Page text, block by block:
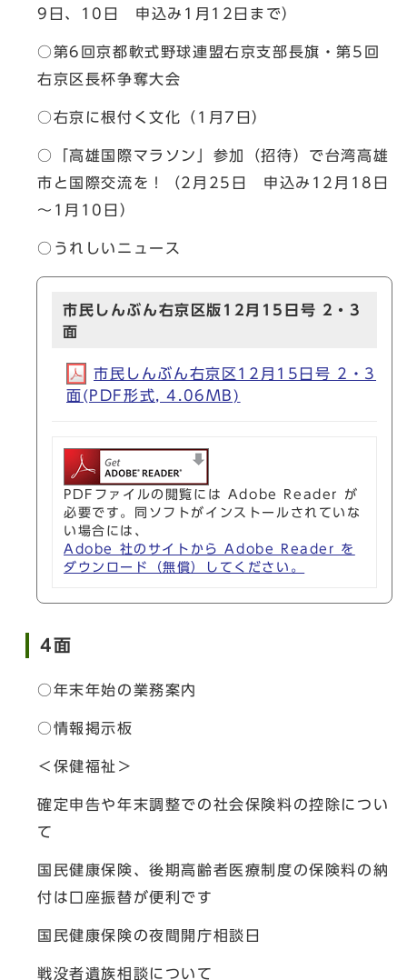
9日、10日 申込み1月12日まで）
○第6回京都軟式野球連盟右京支部長旗・第5回
右京区長杯争奪大会
○右京に根付く文化（1月7日）
○「高雄国際マラソン」参加（招待）で台湾高雄
市と国際交流を！（2月25日 申込み12月18日
～1月10日）
○うれしいニュース
市民しんぶん右京区版12月15日号 2・3
面
市民しんぶん右京区12月15日号 2・3
面(PDF形式, 4.06MB)
PDFファイルの閲覧には Adobe Reader が
必要です。同ソフトがインストールされていな
い場合には、
Adobe 社のサイトから Adobe Reader を
ダウンロード（無償）してください。
4面
○年末年始の業務案内
○情報掲示板
＜保健福祉＞
確定申告や年末調整での社会保険料の控除につい
て
国民健康保険、後期高齢者医療制度の保険料の納
付は口座振替が便利です
国民健康保険の夜間開庁相談日
戦没者遺族相談について